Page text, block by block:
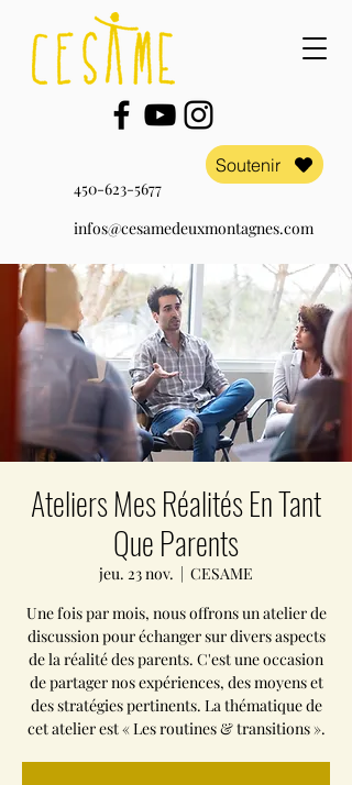
Soutenir
450-623-5677
infos@cesamedeuxmontagnes.com
Ateliers Mes Réalités En Tant
Que Parents
jeu. 23 nov.
  |
CESAME
Une fois par mois, nous offrons un atelier de
discussion pour échanger sur divers aspects
de la réalité des parents. C'est une occasion
de partager nos expériences, des moyens et
des stratégies pertinents. La thématique de
cet atelier est « Les routines & transitions ».